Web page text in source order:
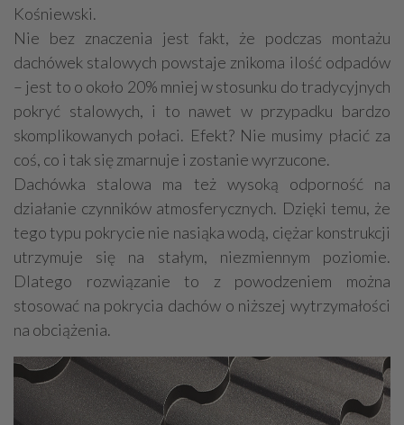
Kośniewski.
Nie bez znaczenia jest fakt, że podczas montażu
dachówek stalowych powstaje znikoma ilość odpadów
– jest to o około 20% mniej w stosunku do tradycyjnych
pokryć stalowych, i to nawet w przypadku bardzo
skomplikowanych połaci. Efekt? Nie musimy płacić za
coś, co i tak się zmarnuje i zostanie wyrzucone.
Dachówka stalowa ma też wysoką odporność na
działanie czynników atmosferycznych. Dzięki temu, że
tego typu pokrycie nie nasiąka wodą, ciężar konstrukcji
utrzymuje się na stałym, niezmiennym poziomie.
Dlatego rozwiązanie to z powodzeniem można
stosować na pokrycia dachów o niższej wytrzymałości
na obciążenia.